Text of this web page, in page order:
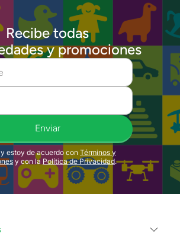
Recibe todas
y promociones
Enviar
estoy de acuerdo con Términos y
y con la Política de Privacidad.